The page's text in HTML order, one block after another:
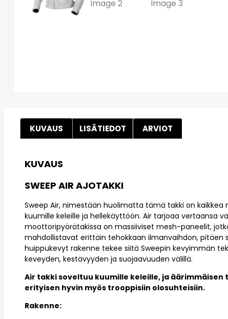
KUVAUS LISÄTIEDOT ARVIOT
KUVAUS
SWEEP AIR AJOTAKKI
Sweep Air, nimestään huolimatta tämä takki on
kuumille keleille ja hellekäyttöön. Air tarjoaa vertaansa
moottoripyörätakissa on massiiviset mesh-paneelit,
mahdollistavat erittäin tehokkaan ilmanvaihdon, pitäen
huippukevyt rakenne tekee siitä Sweepin kevyimmän
keveyden, kestävyyden ja suojaavuuden välillä.
Air takki soveltuu kuumille keleille, ja
erityisen hyvin myös trooppisiin olosuhteisiin.
Rakenne: